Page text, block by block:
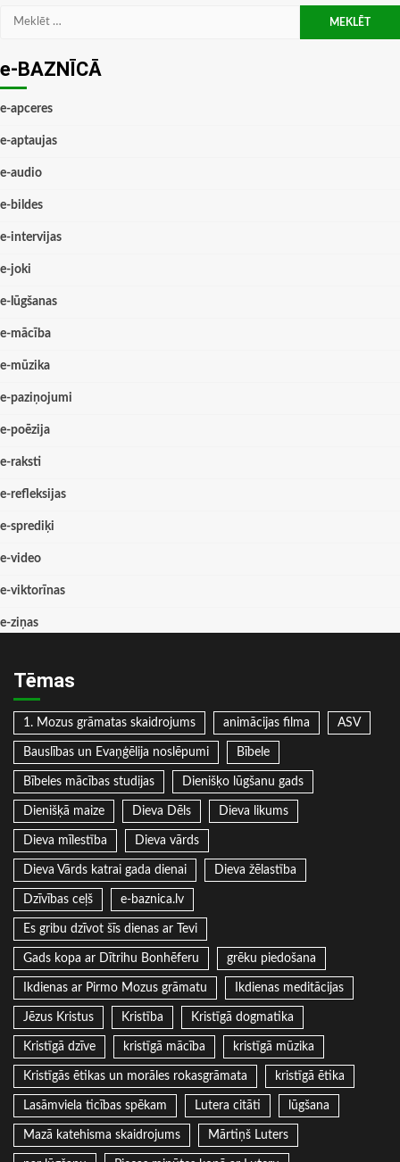
Meklēt:
e-BAZNĪCĀ
e-apceres
e-aptaujas
e-audio
e-bildes
e-intervijas
e-joki
e-lūgšanas
e-mācība
e-mūzika
e-paziņojumi
e-poēzija
e-raksti
e-refleksijas
e-sprediķi
e-video
e-viktorīnas
e-ziņas
Tēmas
1. Mozus grāmatas skaidrojums animācijas filma ASV
Bauslības un Evaņģēlija noslēpumi Bībele
Bībeles mācības studijas Dienišķo lūgšanu gads
Dienišķā maize Dieva Dēls Dieva likums
Dieva mīlestība Dieva vārds
Dieva Vārds katrai gada dienai Dieva žēlastība
Dzīvības ceļš e-baznica.lv
Es gribu dzīvot šīs dienas ar Tevi
Gads kopa ar Dītrihu Bonhēferu grēku piedošana
Ikdienas ar Pirmo Mozus grāmatu Ikdienas meditācijas
Jēzus Kristus Kristība Kristīgā dogmatika
Kristīgā dzīve kristīgā mācība kristīgā mūzika
Kristīgās ētikas un morāles rokasgrāmata kristīgā ētika
Lasāmviela ticības spēkam Lutera citāti lūgšana
Mazā katehisma skaidrojums Mārtiņš Luters